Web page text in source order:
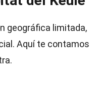
geográfica limitada,
Aquí te contamos